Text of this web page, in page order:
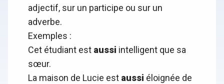
adjectif, sur un participe ou sur un
adverbe.
Exemples :
Cet étudiant est aussi intelligent que sa
sœur.
La maison de Lucie est aussi éloignée de